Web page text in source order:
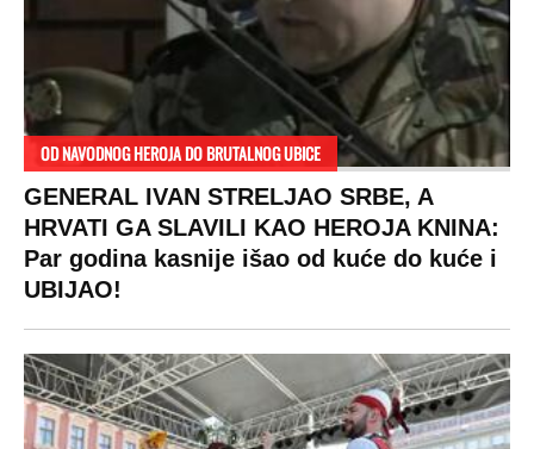
OD NAVODNOG HEROJA DO BRUTALNOG UBICE
GENERAL IVAN STRELJAO SRBE, A
HRVATI GA SLAVILI KAO HEROJA KNINA:
Par godina kasnije išao od kuće do kuće i
UBIJAO!